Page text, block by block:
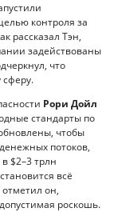
контроля за
рассказал Тэн,
задействованы
что
сферу.
Рори Дойл
стандарты по
чтобы
потоков,
$2–3 трлн
всё
он,
роскошь.